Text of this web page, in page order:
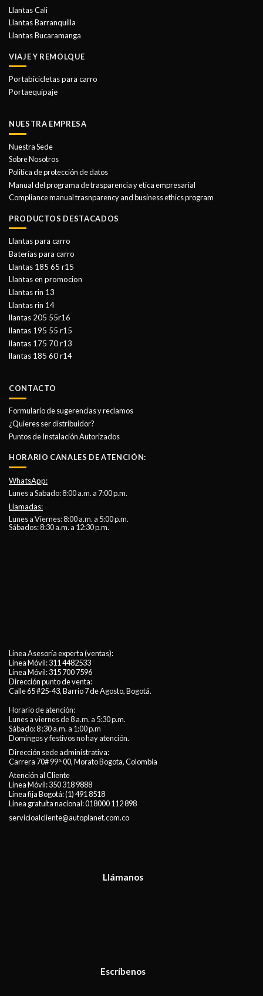
Llantas Cali
Llantas Barranquilla
Llantas Bucaramanga
VIAJE Y REMOLQUE
Portabicicletas para carro
Portaequipaje
NUESTRA EMPRESA
Nuestra Sede
Sobre Nosotros
Politica de protección de datos
Manual del programa de trasparencia y etica empresarial
Compliance manual trasnparency and business ethics program
PRODUCTOS DESTACADOS
Llantas para carro
Baterías para carro
Llantas 185 65 r15
Llantas en promocion
Llantas rin 13
Llantas rin 14
llantas 205 55r16
llantas 195 55 r15
llantas 175 70 r13
llantas 185 60 r14
CONTACTO
Formulario de sugerencias y reclamos
¿Quieres ser distribuidor?
Puntos de Instalación Autorizados
HORARIO CANALES DE ATENCIÓN:
WhatsApp:
Lunes a Sabado: 8:00 a.m. a 7:00 p.m.
Llamadas:
Lunes a Viernes: 8:00 a.m. a 5:00 p.m.
Sábados: 8:30 a.m. a 12:30 p.m.
Línea Asesoría experta (ventas):
Línea Móvil:311 4482533
Línea Móvil:315 700 7596
Dirección punto de venta:
Calle 65 #25-43, Barrio 7 de Agosto, Bogotá.
Horario de atención:
Lunes a viernes de 8 a.m. a 5:30 p.m.
Sábado: 8 :30 a.m. a 1:00 p.m
Domingos y festivos no hay atención.
Dirección sede administrativa:
Carrera 70# 99ª-00, Morato Bogota, Colombia
Atención al Cliente
Línea Móvil:350 318 9888
Línea fija Bogotá:(1) 491 8518
Línea gratuita nacional:018000 112 898
servicioalcliente@autoplanet.com.co
Llámanos
Escríbenos